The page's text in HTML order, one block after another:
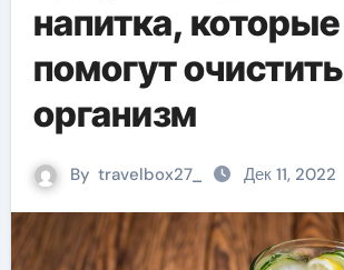
напитка, которые
помогут очистить
организм
By travelbox27_ Дек 11, 2022